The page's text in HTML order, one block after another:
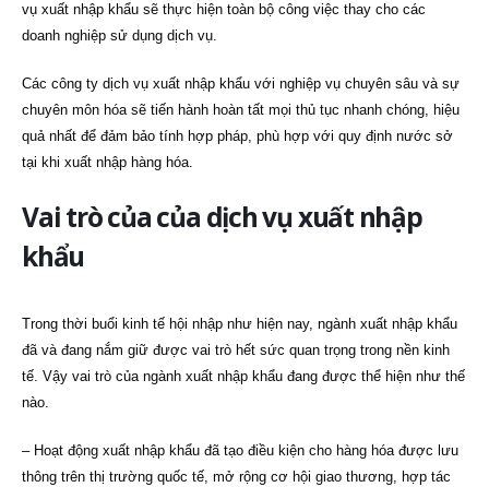
vụ xuất nhập khẩu sẽ thực hiện toàn bộ công việc thay cho các
doanh nghiệp sử dụng dịch vụ.
Các công ty dịch vụ xuất nhập khẩu với nghiệp vụ chuyên sâu và sự
chuyên môn hóa sẽ tiến hành hoàn tất mọi thủ tục nhanh chóng, hiệu
quả nhất để đảm bảo tính hợp pháp, phù hợp với quy định nước sở
tại khi xuất nhập hàng hóa.
Vai trò của của dịch vụ xuất nhập
khẩu
Trong thời buổi kinh tế hội nhập như hiện nay, ngành xuất nhập khẩu
đã và đang nắm giữ được vai trò hết sức quan trọng trong nền kinh
tế. Vậy vai trò của ngành xuất nhập khẩu đang được thể hiện như thế
nào.
– Hoạt động xuất nhập khẩu đã tạo điều kiện cho hàng hóa được lưu
thông trên thị trường quốc tế, mở rộng cơ hội giao thương, hợp tác